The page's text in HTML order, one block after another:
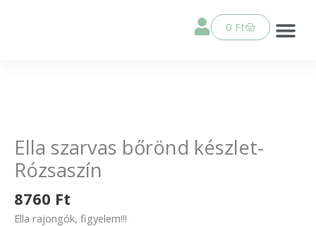
0 FtKosár
Ella szarvas bőrönd készlet-
Rózsaszín
8760 Ft
Ella rajongók, figyelem!!!
bőrönd
készlet-
Rózsaszín